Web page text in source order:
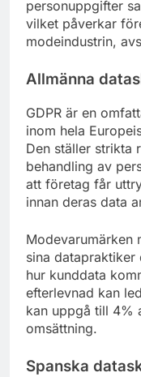
personuppgifter
vilket påverkar
modeindustrin,
Allmänna
GDPR är en
inom hela
Den ställer strikta
behandling av
att företag får
innan deras data
Modevarumärken
sina
hur kunddata
efterlevnad kan
kan uppgå till 4%
omsättning.
Spanska